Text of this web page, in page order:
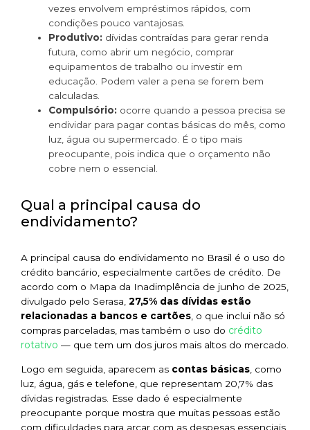
vezes envolvem empréstimos rápidos, com
condições pouco vantajosas.
Produtivo: dívidas contraídas para gerar renda
futura, como abrir um negócio, comprar
equipamentos de trabalho ou investir em
educação. Podem valer a pena se forem bem
calculadas.
Compulsório: ocorre quando a pessoa precisa se
endividar para pagar contas básicas do mês, como
luz, água ou supermercado. É o tipo mais
preocupante, pois indica que o orçamento não
cobre nem o essencial.
Qual a principal causa do
endividamento?
A principal causa do endividamento no Brasil é o uso do
crédito bancário, especialmente cartões de crédito. De
acordo com o Mapa da Inadimplência de junho de 2025,
divulgado pelo Serasa, 27,5% das dívidas estão
relacionadas a bancos e cartões , o que inclui não só
compras parceladas, mas também o uso do crédito
rotativo — que tem um dos juros mais altos do mercado.
Logo em seguida, aparecem as contas básicas, como
luz, água, gás e telefone, que representam 20,7% das
dívidas registradas. Esse dado é especialmente
preocupante porque mostra que muitas pessoas estão
com dificuldades para arcar com as despesas essenciais